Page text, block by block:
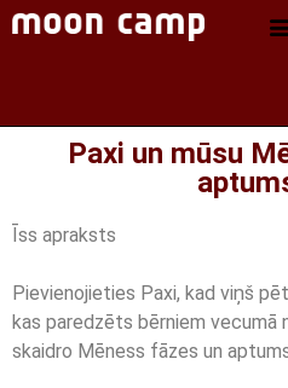
Paxi un mūsu
Īss apraksts
Pievienojieties Paxi, kad viņš
kas paredzēts bērniem vecumā
skaidro Mēness fāzes un